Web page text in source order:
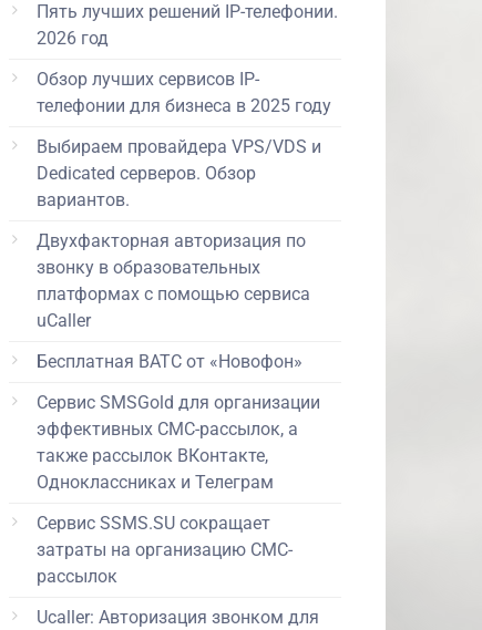
Пять лучших решений IP-телефонии.
2026 год
Обзор лучших сервисов IP-
телефонии для бизнеса в 2025 году
Выбираем провайдера VPS/VDS и
Dedicated серверов. Обзор
вариантов.
Двухфакторная авторизация по
звонку в образовательных
платформах с помощью сервиса
uCaller
Бесплатная ВАТС от «Новофон»
Сервис SMSGold для организации
эффективных СМС-рассылок, а
также рассылок ВКонтакте,
Одноклассниках и Телеграм
Сервис SSMS.SU сокращает
затраты на организацию СМС-
рассылок
Ucaller: Авторизация звонком для